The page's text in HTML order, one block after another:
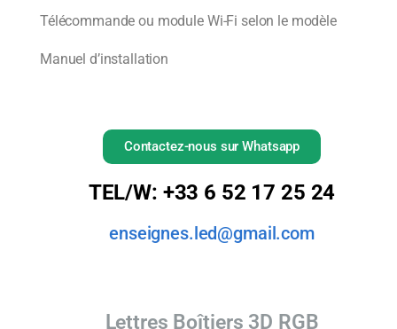
Télécommande ou module Wi-Fi selon le modèle
Manuel d’installation
Contactez-nous sur Whatsapp
TEL/W: +33 6 52 17 25 24
enseignes.led@gmail.com
Lettres Boîtiers 3D RGB